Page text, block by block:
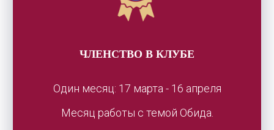
ЧЛЕНСТВО В КЛУБЕ
Один месяц: 17 марта - 16 апреля
Месяц работы с темой Обида.